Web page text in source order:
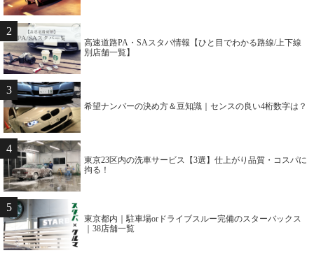
2
高速道路PA・SAスタバ情報【ひと目でわかる路線/上下線
別店舗一覧】
3
希望ナンバーの決め方＆豆知識｜センスの良い4桁数字は？
4
東京23区内の洗車サービス【3選】仕上がり品質・コスパに
拘る！
5
東京都内｜駐車場orドライブスルー完備のスターバックス
｜38店舗一覧